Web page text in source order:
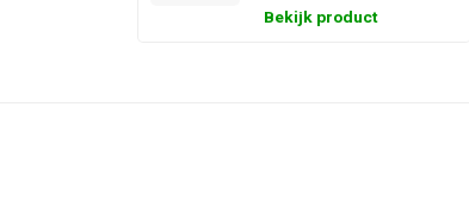
Bekijk product